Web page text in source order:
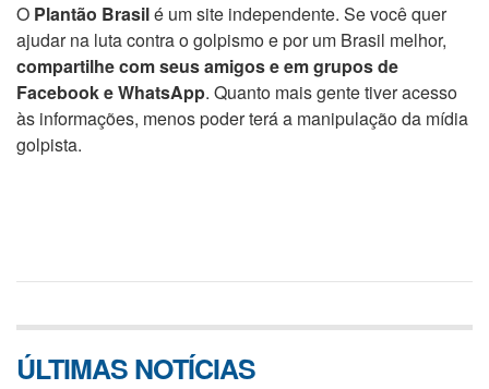
O Plantão Brasilé um site independente. Se você quer
ajudar na luta contra o golpismo e por um Brasil melhor,
compartilhe com seus amigos e em grupos de
Facebook e WhatsApp. Quanto mais gente tiver acesso
às informações, menos poder terá a manipulação da mídia
golpista.
ÚLTIMAS NOTÍCIAS